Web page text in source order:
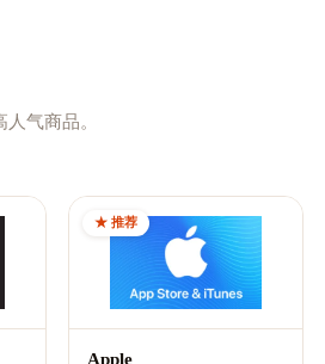
气商品。
★ 推荐
Apple